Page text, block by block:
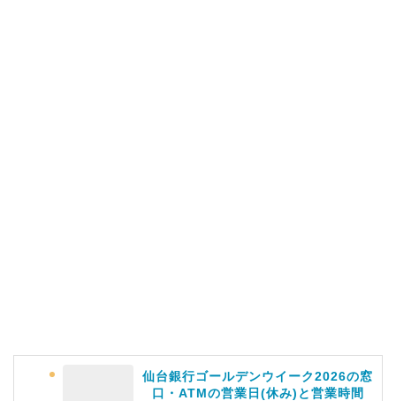
仙台銀行ゴールデンウイーク2026の窓
口・ATMの営業日(休み)と営業時間